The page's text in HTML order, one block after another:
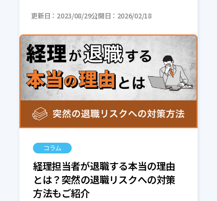
めています。しかし、日々多くの業務に追われる
更新日 2023/08/29公開日 2026/02/18
コラム
経理担当者が退職する本当の理由
とは？突然の退職リスクへの対策
方法もご紹介